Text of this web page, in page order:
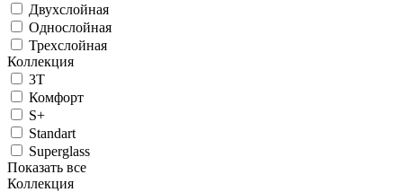
Двухслойная
Однослойная
Трехслойная
Коллекция
3T
Комфорт
S+
Standart
Superglass
Показать все
Коллекция